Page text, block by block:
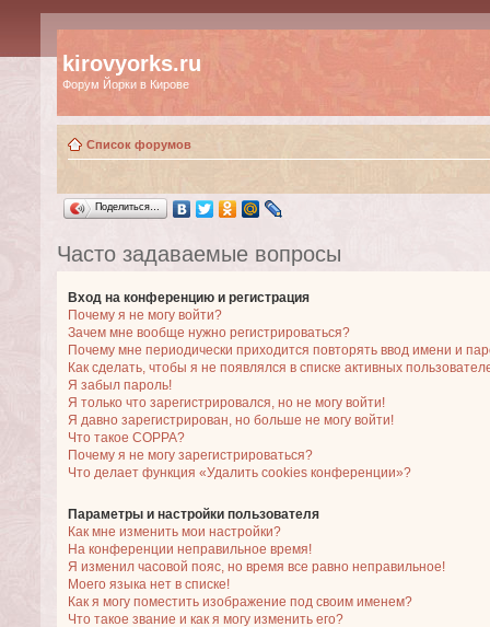
kirovyorks.ru
Форум Йорки в Кирове
Список форумов
Поделиться…
Часто задаваемые вопросы
Вход на конференцию и регистрация
Почему я не могу войти?
Зачем мне вообще нужно регистрироваться?
Почему мне периодически приходится повторять ввод имени и
Как сделать, чтобы я не появлялся в списке активных
Я забыл пароль!
Я только что зарегистрировался, но не могу войти!
Я давно зарегистрирован, но больше не могу войти!
Что такое COPPA?
Почему я не могу зарегистрироваться?
Что делает функция «Удалить cookies конференции»?
Параметры и настройки пользователя
Как мне изменить мои настройки?
На конференции неправильное время!
Я изменил часовой пояс, но время все равно неправильное!
Моего языка нет в списке!
Как я могу поместить изображение под своим именем?
Что такое звание и как я могу изменить его?